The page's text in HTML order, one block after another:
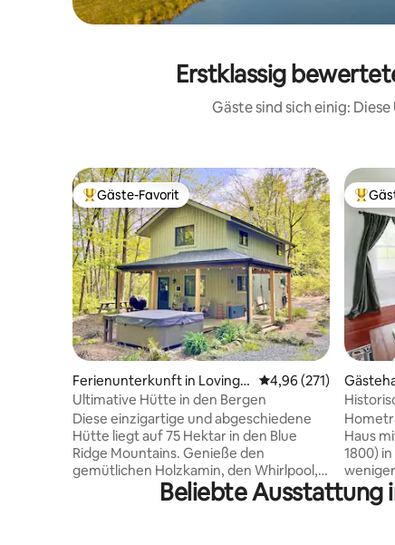
Erstklassig
Gäste sind sich einig:
Beliebter Gäste-Favorit.
Gäste-Favorit
Ferienunterkunft in Lovingst
on
Durchschnittliche
4,96 (271)
Ultimative Hütte in den Bergen
Diese einzigartige und abgeschiedene
Hütte liegt auf 75 Hektar in den Blue
Ridge Mountains. Genieße den
gemütlichen Holzkamin, den Whirlpool,
den Holzkohlegrill und das schnelle,
zuverlässige Glasfaser-Internet, wenn
Haus
1800)
Crozet,
vielem mehr
Beliebte Ausstattung